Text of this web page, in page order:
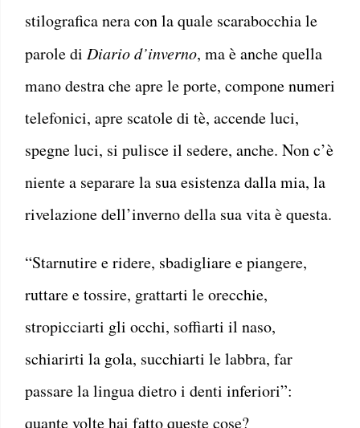
stilografica nera con la quale scarabocchia le
parole di Diario d’inverno, ma è anche quella
mano destra che apre le porte, compone numeri
telefonici, apre scatole di tè, accende luci,
spegne luci, si pulisce il sedere, anche. Non c’è
niente a separare la sua esistenza dalla mia, la
rivelazione dell’inverno della sua vita è questa.
“Starnutire e ridere, sbadigliare e piangere,
ruttare e tossire, grattarti le orecchie,
stropicciarti gli occhi, soffiarti il naso,
schiarirti la gola, succhiarti le labbra, far
passare la lingua dietro i denti inferiori”:
quante volte hai fatto queste cose?